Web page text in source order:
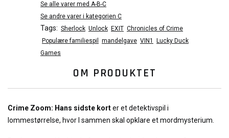
Se alle varer med A-B-C
Se andre varer i kategorien C
Tags: Sherlock Unlock EXIT Chronicles of Crime
Populære familiespil
mandelgave VIN1
Lucky Duck
Games
OM PRODUKTET
Crime Zoom: Hans sidste korter et detektivspil i
lommestørrelse, hvor I sammen skal opklare et mordmysterium.